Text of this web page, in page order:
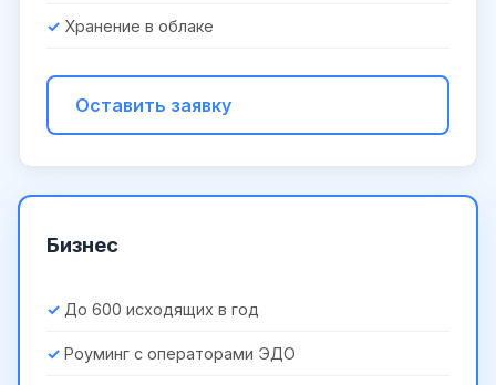
Хранение в облаке
Оставить заявку
Бизнес
До 600 исходящих в год
Роуминг с операторами ЭДО